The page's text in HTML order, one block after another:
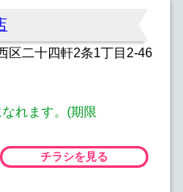
区二十四軒2条1丁目2-46
れます。(期限
チラシを見る